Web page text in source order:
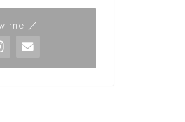
me ／